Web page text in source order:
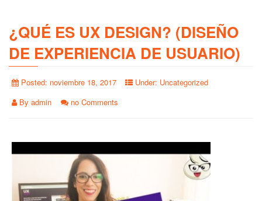
¿QUÉ ES UX DESIGN? (DISEÑO
DE EXPERIENCIA DE USUARIO)
Posted: noviembre 18, 2017 Under: Uncategorized
By admin no Comments